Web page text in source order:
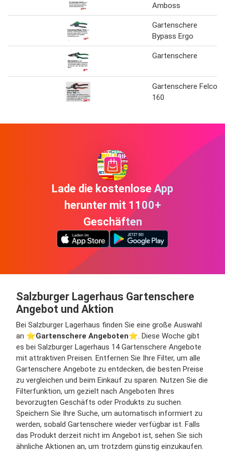
Amboss
Gartenschere
Bypass Ergo
Gartenschere
Gartenschere Felco
160
Lade die kostenlose App
herunter mit 1100+
Geschäften
Salzburger Lagerhaus Gartenschere
Angebot und Aktion
Bei Salzburger Lagerhaus finden Sie eine große Auswahl
an ⭐️Gartenschere Angeboten⭐️. Diese Woche gibt
es bei Salzburger Lagerhaus 14 Gartenschere Angebote
mit attraktiven Preisen. Entfernen Sie Ihre Filter, um alle
Gartenschere Angebote zu entdecken, die besten Preise
zu vergleichen und beim Einkauf zu sparen. Nutzen Sie die
Filterfunktion, um gezielt nach Angeboten Ihres
bevorzugten Geschäfts oder Produkts zu suchen.
Speichern Sie Ihre Suche, um automatisch informiert zu
werden, sobald Gartenschere wieder verfügbar ist. Falls
das Produkt derzeit nicht im Angebot ist, sehen Sie sich
ähnliche Aktionen an, um trotzdem günstig einzukaufen.